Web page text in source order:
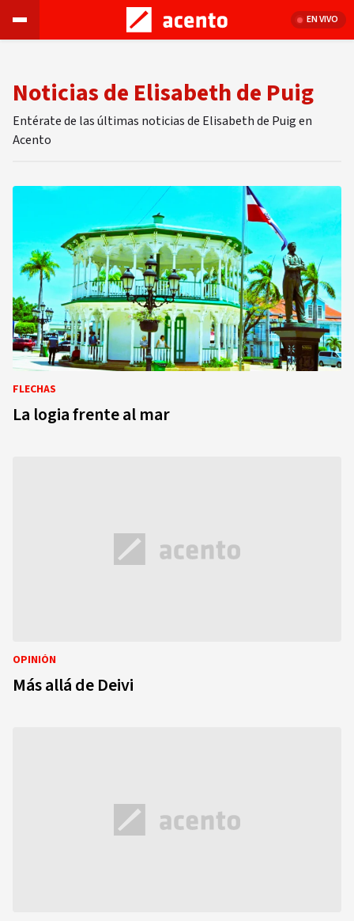
EN VIVO
Noticias de Elisabeth de Puig
Entérate de las últimas noticias de Elisabeth de Puig en
Acento
FLECHAS
La logia frente al mar
OPINIÓN
Más allá de Deivi